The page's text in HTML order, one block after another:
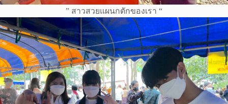
” สาวสวยแผนกตักของเรา “